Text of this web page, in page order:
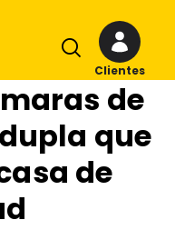
Clientes
de
que
de